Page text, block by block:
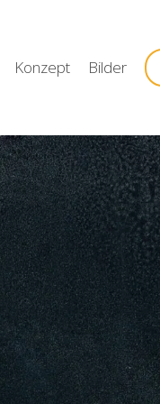
Konzept Bilder